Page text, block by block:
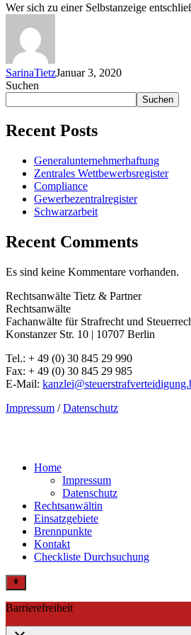
Wer sich zu einer Selbstanzeige
SarinaTietzJanuar 3, 2020
Suchen
Suchen
Recent Posts
Generalunternehmerhaftung
Zentrales Wettbewerbsregister
Compliance
Gewerbezentralregister
Schwarzarbeit
Recent Comments
Es sind keine Kommentare vorhanden.
Rechtsanwälte Tietz & Partner
Rechtsanwälte
Fachanwälte für Strafrecht und
Konstanzer Str. 10 | 10707 Berlin
Tel.: + 49 (0) 30 845 29 990
Fax: + 49 (0) 30 845 29 985
E-Mail:
Impressum /Datenschutz
Close
Home
Impressum
Datenschutz
Rechtsanwältin
Einsatzgebiete
Brennpunkte
Kontakt
Checkliste Durchsuchung
Barrierefreiheit